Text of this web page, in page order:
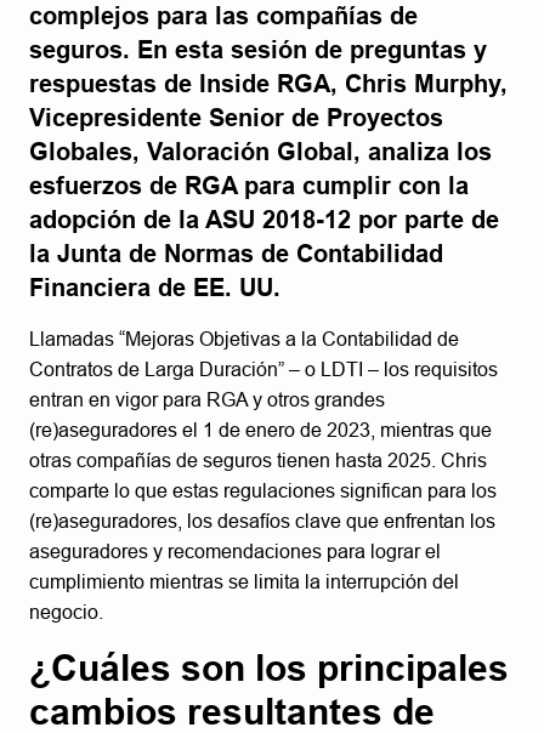
complejos para las compañías de
seguros. En esta sesión de preguntas y
respuestas de Inside RGA, Chris Murphy,
Vicepresidente Senior de Proyectos
Globales, Valoración Global, analiza los
esfuerzos de RGA para cumplir con la
adopción de la ASU 2018-12 por parte de
la Junta de Normas de Contabilidad
Financiera de EE. UU.
Llamadas “Mejoras Objetivas a la Contabilidad de
Contratos de Larga Duración” – o LDTI – los requisitos
entran en vigor para RGA y otros grandes
(re)aseguradores el 1 de enero de 2023, mientras que
otras compañías de seguros tienen hasta 2025. Chris
comparte lo que estas regulaciones significan para los
(re)aseguradores, los desafíos clave que enfrentan los
aseguradores y recomendaciones para lograr el
cumplimiento mientras se limita la interrupción del
negocio.
¿Cuáles son los principales
cambios resultantes de